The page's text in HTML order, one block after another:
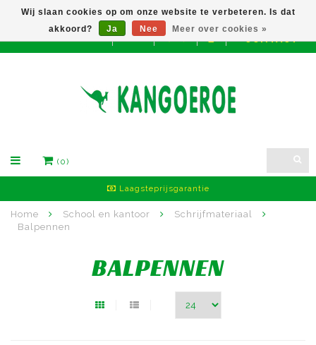
EUR CONTACT
(0)
Laagsteprijsgarantie
Home School en kantoor
Schrijfmateriaal
Balpennen
BALPENNEN
Wij slaan cookies op om onze website te verbeteren. Is dat
akkoord?
Ja Nee Meer over cookies »